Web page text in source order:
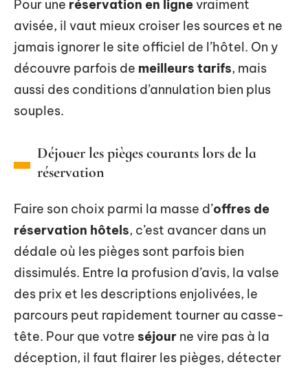
Pour une réservation en lignevraiment
avisée, il vaut mieux croiser les sources et ne
jamais ignorer le site officiel de l’hôtel. On y
découvre parfois de meilleurs tarifs, mais
aussi des conditions d’annulation bien plus
souples.
Déjouer les pièges courants lors de la
réservation
Faire son choix parmi la masse d’offres de
réservation hôtels, c’est avancer dans un
dédale où les pièges sont parfois bien
dissimulés. Entre la profusion d’avis, la valse
des prix et les descriptions enjolivées, le
parcours peut rapidement tourner au casse-
tête. Pour que votre séjour ne vire pas à la
déception, il faut flairer les pièges, détecter